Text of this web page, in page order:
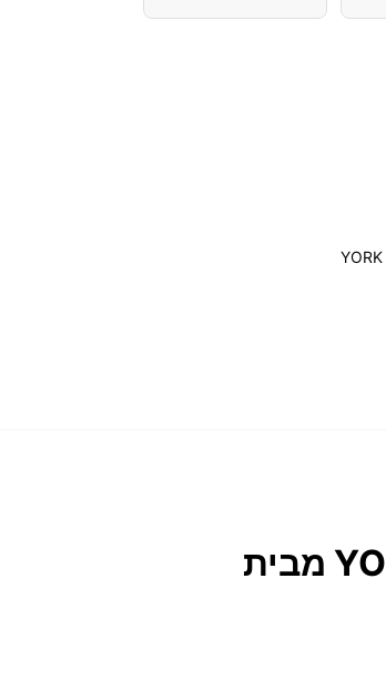
שידת לילה צפה תלויה לקיר במגוון צבעים לבחירה דגם יורק YORK מבית